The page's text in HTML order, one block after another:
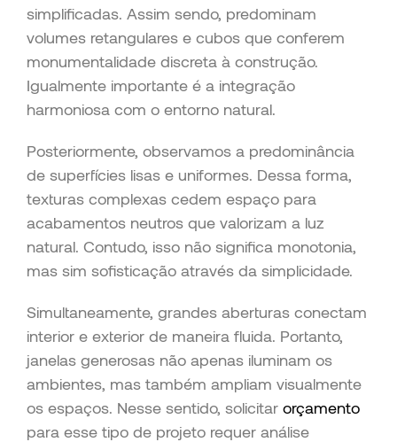
simplificadas. Assim sendo, predominam
volumes retangulares e cubos que conferem
monumentalidade discreta à construção.
Igualmente importante é a integração
harmoniosa com o entorno natural.
Posteriormente, observamos a predominância
de superfícies lisas e uniformes. Dessa forma,
texturas complexas cedem espaço para
acabamentos neutros que valorizam a luz
natural. Contudo, isso não significa monotonia,
mas sim sofisticação através da simplicidade.
Simultaneamente, grandes aberturas conectam
interior e exterior de maneira fluida. Portanto,
janelas generosas não apenas iluminam os
ambientes, mas também ampliam visualmente
os espaços. Nesse sentido, solicitar orçamento
para esse tipo de projeto requer análise